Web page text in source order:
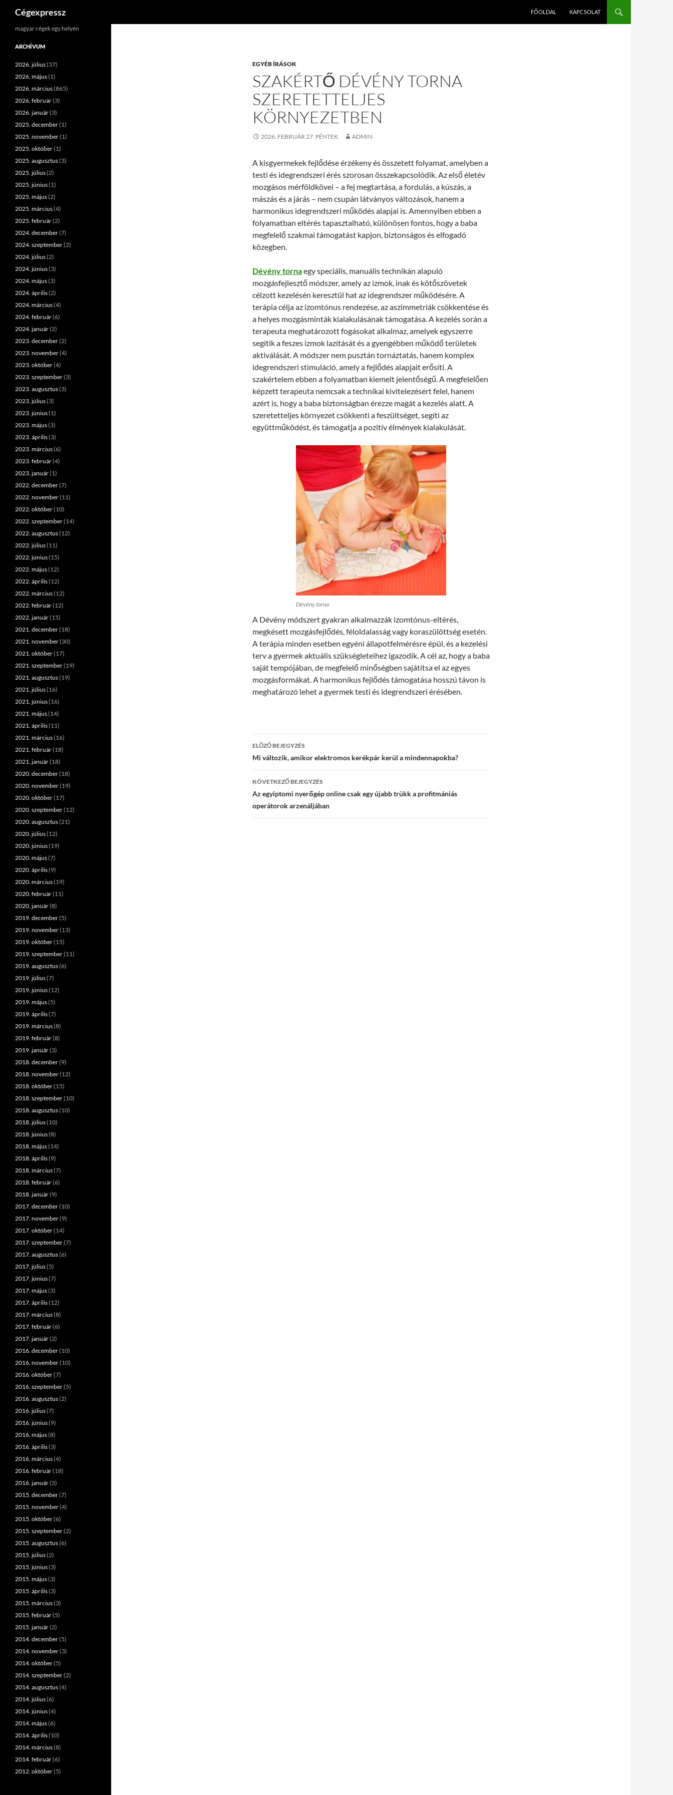
Kilépés
Cégexpressz FŐOLDAL KAPCSOLAT
EGYÉB ÍRÁSOK
SZAKÉRTŐ DÉVÉNY TORNA
SZERETETTELJES
KÖRNYEZETBEN
2026. FEBRUÁR 27. PÉNTEK ADMIN
A kisgyermekek fejlődése érzékeny és összetett folyamat, amelyben a
testi és idegrendszeri érés szorosan összekapcsolódik. Az első életév
mozgásos mérföldkövei – a fej megtartása, a fordulás, a kúszás, a
mászás és a járás – nem csupán látványos változások, hanem a
harmonikus idegrendszeri működés alapjai is. Amennyiben ebben a
folyamatban eltérés tapasztalható, különösen fontos, hogy a baba
megfelelő szakmai támogatást kapjon, biztonságos és elfogadó
közegben.
Dévény tornaegy speciális, manuális technikán alapuló
mozgásfejlesztő módszer, amely az izmok, inak és kötőszövetek
célzott kezelésén keresztül hat az idegrendszer működésére. A
terápia célja az izomtónus rendezése, az aszimmetriák csökkentése és
a helyes mozgásminták kialakulásának támogatása. A kezelés során a
terapeuta meghatározott fogásokat alkalmaz, amelyek egyszerre
segítik a feszes izmok lazítását és a gyengébben működő területek
aktiválását. A módszer nem pusztán tornáztatás, hanem komplex
idegrendszeri stimuláció, amely a fejlődés alapjait erősíti. A
szakértelem ebben a folyamatban kiemelt jelentőségű. A megfelelően
képzett terapeuta nemcsak a technikai kivitelezésért felel, hanem
azért is, hogy a baba biztonságban érezze magát a kezelés alatt. A
szeretetteljes környezet csökkenti a feszültséget, segíti az
együttműködést, és támogatja a pozitív élmények kialakulását.
Dévény torna
A Dévény módszert gyakran alkalmazzák izomtónus-eltérés,
megkésett mozgásfejlődés, féloldalasság vagy koraszülöttség esetén.
A terápia minden esetben egyéni állapotfelmérésre épül, és a kezelési
terv a gyermek aktuális szükségleteihez igazodik. A cél az, hogy a baba
saját tempójában, de megfelelő minőségben sajátítsa el az egyes
mozgásformákat. A harmonikus fejlődés támogatása hosszú távon is
meghatározó lehet a gyermek testi és idegrendszeri érésében.
Bejegyzés
navigáció
ELŐZŐ BEJEGYZÉS
Mi változik, amikor elektromos kerékpár kerül a mindennapokba?
KÖVETKEZŐ BEJEGYZÉS
Az egyiptomi nyerőgép online csak egy újabb trükk a profitmániás
operátorok arzenáljában
magyar cégek egy helyen
ARCHÍVUM
2026. július(37)
2026. május(1)
2026. március(865)
2026. február(3)
2026. január(3)
2025. december(1)
2025. november(1)
2025. október(1)
2025. augusztus(3)
2025. július(2)
2025. június(1)
2025. május(2)
2025. március(4)
2025. február(2)
2024. december(7)
2024. szeptember(2)
2024. július(2)
2024. június(3)
2024. május(3)
2024. április(2)
2024. március(4)
2024. február(6)
2024. január(2)
2023. december(2)
2023. november(4)
2023. október(4)
2023. szeptember(3)
2023. augusztus(3)
2023. július(3)
2023. június(1)
2023. május(3)
2023. április(3)
2023. március(6)
2023. február(4)
2023. január(1)
2022. december(7)
2022. november(11)
2022. október(10)
2022. szeptember(14)
2022. augusztus(12)
2022. július(11)
2022. június(15)
2022. május(12)
2022. április(12)
2022. március(12)
2022. február(12)
2022. január(15)
2021. december(18)
2021. november(30)
2021. október(17)
2021. szeptember(19)
2021. augusztus(19)
2021. július(16)
2021. június(16)
2021. május(14)
2021. április(11)
2021. március(16)
2021. február(18)
2021. január(18)
2020. december(18)
2020. november(19)
2020. október(17)
2020. szeptember(12)
2020. augusztus(21)
2020. július(12)
2020. június(19)
2020. május(7)
2020. április(9)
2020. március(19)
2020. február(11)
2020. január(8)
2019. december(5)
2019. november(13)
2019. október(15)
2019. szeptember(11)
2019. augusztus(6)
2019. július(7)
2019. június(12)
2019. május(5)
2019. április(7)
2019. március(8)
2019. február(8)
2019. január(3)
2018. december(9)
2018. november(12)
2018. október(15)
2018. szeptember(10)
2018. augusztus(10)
2018. július(10)
2018. június(8)
2018. május(14)
2018. április(9)
2018. március(7)
2018. február(6)
2018. január(9)
2017. december(10)
2017. november(9)
2017. október(14)
2017. szeptember(7)
2017. augusztus(6)
2017. július(5)
2017. június(7)
2017. május(3)
2017. április(12)
2017. március(8)
2017. február(6)
2017. január(2)
2016. december(10)
2016. november(10)
2016. október(7)
2016. szeptember(5)
2016. augusztus(2)
2016. július(7)
2016. június(9)
2016. május(8)
2016. április(3)
2016. március(4)
2016. február(18)
2016. január(5)
2015. december(7)
2015. november(4)
2015. október(6)
2015. szeptember(2)
2015. augusztus(6)
2015. július(2)
2015. június(3)
2015. május(3)
2015. április(3)
2015. március(3)
2015. február(5)
2015. január(2)
2014. december(5)
2014. november(3)
2014. október(5)
2014. szeptember(2)
2014. augusztus(4)
2014. július(6)
2014. június(4)
2014. május(6)
2014. április(10)
2014. március(8)
2014. február(6)
2012. október(5)